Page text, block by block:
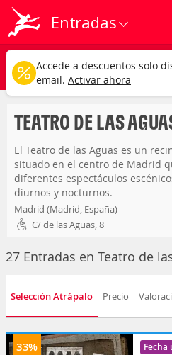
Entradas
teatro de las aguas
Cualquier tipo Cualquier fecha
TEATRO DE LAS
El Teatro de las Aguas es un
situado en el centro de Madrid
diferentes espectáculos
diurnos y nocturnos.
Madrid (Madrid, España)
C/ de las Aguas, 8
27 Entradas en Teatro de
Selección Atrápalo Precio
33% Fecha
Accede a descuentos solo
email. Activar ahora